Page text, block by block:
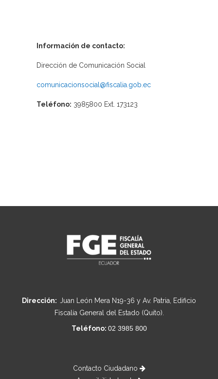
Información de contacto:
Dirección de Comunicación Social
comunicacionsocial@fiscalia.gob.ec
Teléfono: 3985800 Ext. 173123
Dirección: Juan León Mera N19-36 y Av. Patria, Edificio
Fiscalía General del Estado (Quito).
Teléfono: 02 3985 800
Contacto Ciudadano